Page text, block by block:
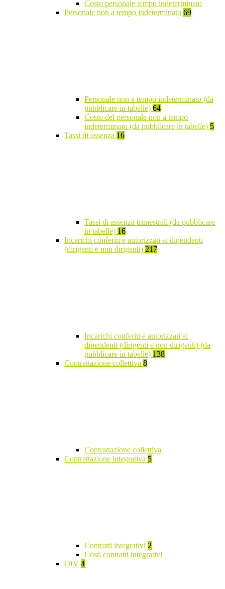
Costo personale tempo indeterminato
Personale non a tempo indeterminato 69
Personale non a tempo indeterminato (da
pubblicare in tabelle) 64
Costo del personale non a tempo
indeterminato (da pubblicare in tabelle) 5
Tassi di assenza 16
Tassi di assenza trimestrali (da pubblicare
in tabelle) 16
Incarichi conferiti e autorizzati ai dipendenti
(dirigenti e non dirigenti) 217
Incarichi conferiti e autorizzati ai
dipendenti (dirigenti e non dirigenti) (da
pubblicare in tabelle) 138
Contrattazione collettiva 8
Contrattazione collettiva
Contrattazione integrativa 5
Contratti integrativi 2
Costi contratti integrativi
OIV 4